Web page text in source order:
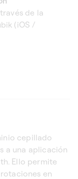
de la
(iOS /
cepillado
a una aplicación
Ello permite
en